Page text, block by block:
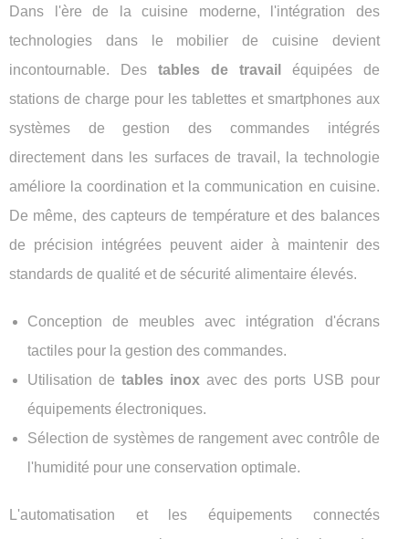
Dans l'ère de la cuisine moderne, l'intégration des
technologies dans le mobilier de cuisine devient
incontournable. Des tables de travail
équipées de
stations de charge pour les tablettes et smartphones aux
systèmes de gestion des commandes intégrés
directement dans les surfaces de travail, la technologie
améliore la coordination et la communication en cuisine.
De même, des capteurs de température et des balances
de précision intégrées peuvent aider à maintenir des
standards de qualité et de sécurité alimentaire élevés.
Conception de meubles avec intégration d'écrans
tactiles pour la gestion des commandes.
Utilisation detables inox avec des ports USB pour
équipements électroniques.
Sélection de systèmes de rangement avec contrôle de
l'humidité pour une conservation optimale.
L'automatisation et les équipements connectés